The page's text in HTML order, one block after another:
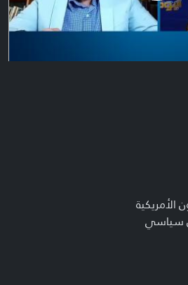
سياسي